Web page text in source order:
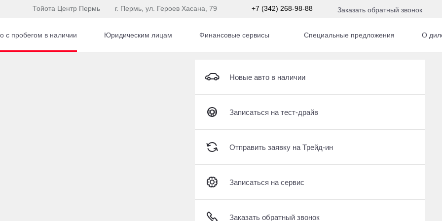
Тойота Центр Пермь г. Пермь, ул. Героев Хасана, 79 +7 (342) 268-98-88 Заказать обратный звонок
с пробегом в наличии Юридическим лицам Финансовые сервисы
Рассчитать кредит
Записаться на сервис
Отправить заявку на Трейд-ин
Заказать обратный звонок
Специальные предложения О
Новые авто в наличии
Записаться на тест-драйв
Отправить заявку на Трейд-ин
Записаться на сервис
Заказать обратный звонок
6 950 000 ₽